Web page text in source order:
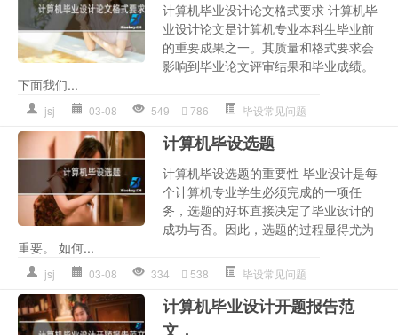
计算机毕业设计论文格式要求 计算机毕
业设计论文是计算机专业本科生毕业前
的重要成果之一。其质量和格式要求会
影响到毕业论文评审结果和毕业成绩。
下面我们...
jsj 03-08 549 786 毕设常见问题
计算机毕设选题
计算机毕设选题的重要性 毕业设计是每
个计算机专业学生必须完成的一项任
务，选题的好坏直接决定了毕业设计的
成功与否。因此，选题的过程显得尤为
重要。 如何...
jsj 03-08 334 538 毕设常见问题
计算机毕业设计开题报告范
文，